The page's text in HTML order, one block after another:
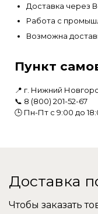
Доставка через
Работа с
Возможна
Пункт
📍 г. Нижний
📞 8 (800) 201-52-67
🕒 Пн-Пт с 9:00 до
Доставка
Чтобы заказать